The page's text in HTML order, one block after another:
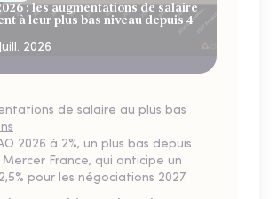
: les augmentations de salaire
à leur plus bas niveau depuis 4
2026
de salaire au plus bas
2026 à 2%, un plus bas depuis
Mercer France, qui anticipe un
pour les négociations 2027.